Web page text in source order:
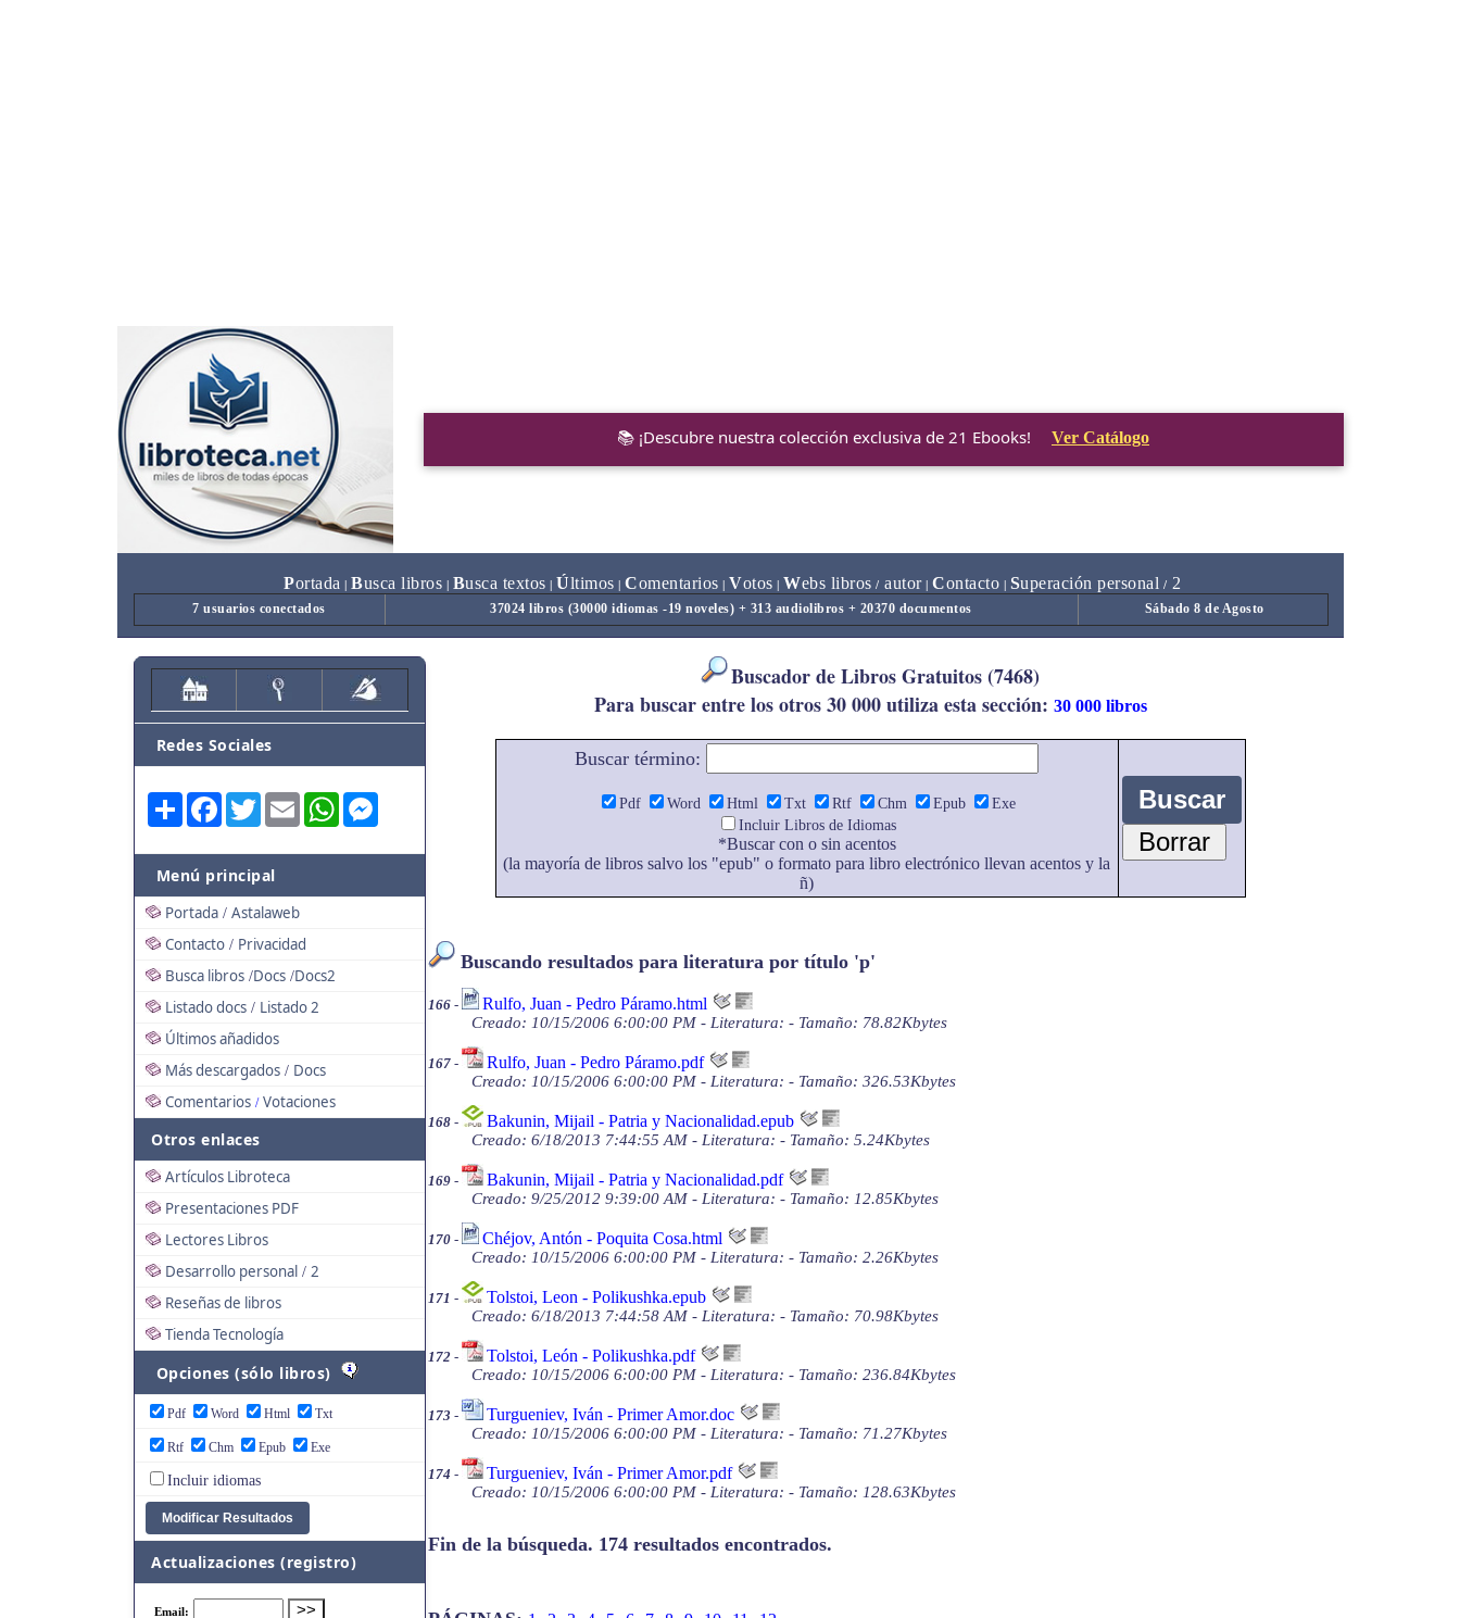
📚 ¡Descubre nuestra colección exclusiva de 21 Ebooks! Ver Catálogo
Portada Busca libros Busca textos Últimos |Comentarios Votos Webs libros / autor|Contacto Superación personal / 2
7 usuarios conectados 37024 libros (30000 idiomas -19 noveles) + 313 audiolibros + 20370 documentos Sábado 8 de Agosto
Redes Sociales
Share FacebookTwitterEmail WhatsApp
Menú principal
Portada / Astalaweb
Contacto / Privacidad
Busca libros /Docs /Docs2
Listado docs / Listado 2
Últimos añadidos
Más descargados / Docs
Comentarios / Votaciones
Otros enlaces
Artículos Libroteca
Presentaciones PDF
Lectores Libros
Desarrollo personal / 2
Reseñas de libros
Tienda Tecnología
Opciones (sólo libros)
Pdf Word Html Txt
Rtf Chm Epub Exe
Incluir idiomas
Actualizaciones (registro)
Buscador de Libros Gratuitos (7468)
Para buscar entre los otros 30 000 utiliza esta sección: 30 000 libros
Buscar término:
Pdf Word Html Txt Rtf Chm Epub
Exe
Incluir Libros de Idiomas
*Buscar con o sin acentos
(la mayoría de libros salvo los "epub" o formato para libro electrónico llevan acentos y la
ñ)
Buscando resultados para literatura por título 'p'
166 - Rulfo, Juan - Pedro Páramo.html
Creado: 10/15/2006 6:00:00 PM - Literatura: - Tamaño: 78.82Kbytes
167 - Rulfo, Juan - Pedro Páramo.pdf
Creado: 10/15/2006 6:00:00 PM - Literatura: - Tamaño: 326.53Kbytes
168 - Bakunin, Mijail - Patria y Nacionalidad.epub
Creado: 6/18/2013 7:44:55 AM - Literatura: - Tamaño: 5.24Kbytes
169 - Bakunin, Mijail - Patria y Nacionalidad.pdf
Creado: 9/25/2012 9:39:00 AM - Literatura: - Tamaño: 12.85Kbytes
170 - Chéjov, Antón - Poquita Cosa.html
Creado: 10/15/2006 6:00:00 PM - Literatura: - Tamaño: 2.26Kbytes
171 - Tolstoi, Leon - Polikushka.epub
Creado: 6/18/2013 7:44:58 AM - Literatura: - Tamaño: 70.98Kbytes
172 - Tolstoi, León - Polikushka.pdf
Creado: 10/15/2006 6:00:00 PM - Literatura: - Tamaño: 236.84Kbytes
173 - Turgueniev, Iván - Primer Amor.doc
Creado: 10/15/2006 6:00:00 PM - Literatura: - Tamaño: 71.27Kbytes
174 - Turgueniev, Iván - Primer Amor.pdf
Creado: 10/15/2006 6:00:00 PM - Literatura: - Tamaño: 128.63Kbytes
Fin de la búsqueda. 174 resultados encontrados.